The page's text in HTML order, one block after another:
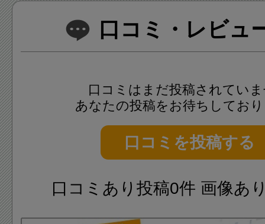
口コミ・レビュ
口コミはまだ投稿されてい
あなたの投稿をお待ちしてお
口コミを投稿する
口コミあり投稿0件 画像あ